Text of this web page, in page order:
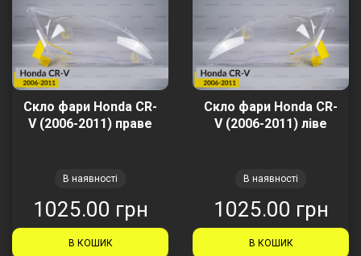
Скло фари Honda CR-
V (2006-2011) праве
В наявності
1025.00 грн
В КОШИК
Скло фари Honda CR-
V (2006-2011) ліве
В наявності
1025.00 грн
В КОШИК